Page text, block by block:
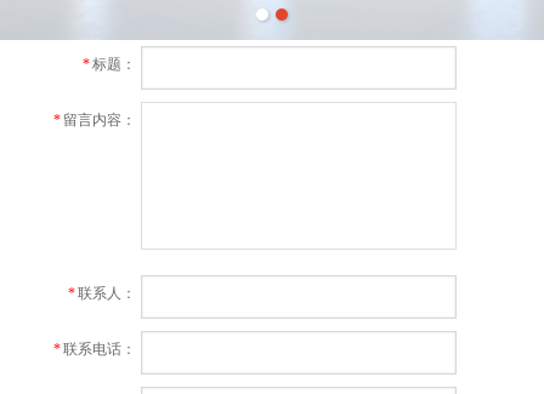
*标题：
* 留言内容：
*联系人：
*联系电话：